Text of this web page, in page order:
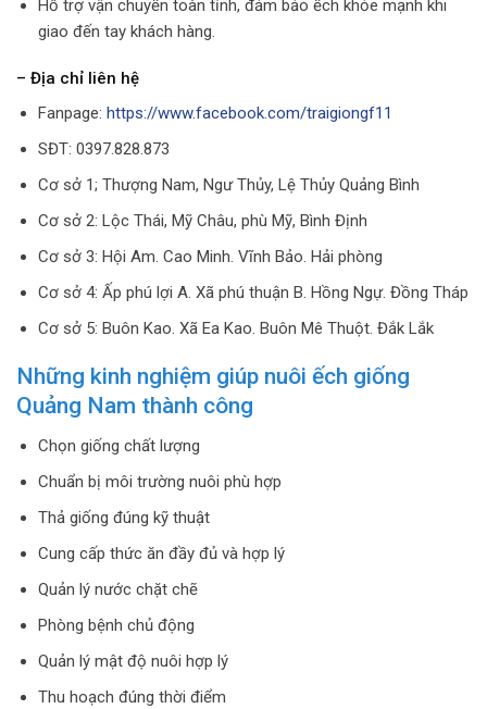
Hỗ trợ vận chuyển toàn tỉnh, đảm bảo ếch khỏe mạnh khi
giao đến tay khách hàng.
– Địa chỉ liên hệ
Fanpage: https://www.facebook.com/traigiongf11
SĐT: 0397.828.873
Cơ sở 1; Thượng Nam, Ngư Thủy, Lệ Thủy Quảng Bình
Cơ sở 2: Lộc Thái, Mỹ Châu, phù Mỹ, Bình Định
Cơ sở 3: Hội Am. Cao Minh. Vĩnh Bảo. Hải phòng
Cơ sở 4: Ấp phú lợi A. Xã phú thuận B. Hồng Ngự. Đồng Tháp
Cơ sở 5: Buôn Kao. Xã Ea Kao. Buôn Mê Thuột. Đắk Lắk
Những kinh nghiệm giúp nuôi ếch giống
Quảng Nam thành công
Chọn giống chất lượng
Chuẩn bị môi trường nuôi phù hợp
Thả giống đúng kỹ thuật
Cung cấp thức ăn đầy đủ và hợp lý
Quản lý nước chặt chẽ
Phòng bệnh chủ động
Quản lý mật độ nuôi hợp lý
Thu hoạch đúng thời điểm